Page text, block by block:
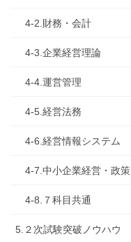
4-2.財務・会計
4-3.企業経営理論
4-4.運営管理
4-5.経営法務
4-6.経営情報システム
4-7.中小企業経営・政策
4-8.７科目共通
5.２次試験突破ノウハウ